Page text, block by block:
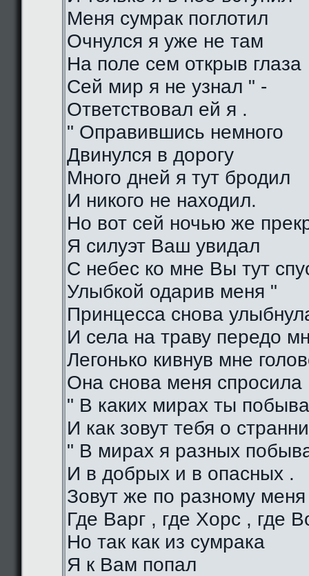
Меня сумрак поглотил
Очнулся я уже не там
На поле сем открыв глаза
Сей мир я не узнал " -
Ответствовал ей я .
" Оправившись немного
Двинулся в дорогу
Много дней я тут бродил
И никого не находил.
Но вот сей ночью же
Я силуэт Ваш увидал
С небес ко мне Вы тут
Улыбкой одарив меня "
Принцесса снова
И села на траву передо
Легонько кивнув мне
Она снова меня спросила
" В каких мирах ты
И как зовут тебя о
" В мирах я разных
И в добрых и в опасных .
Зовут же по разному меня
Где Варг , где Хорс , где
Но так как из сумрака
Я к Вам попал